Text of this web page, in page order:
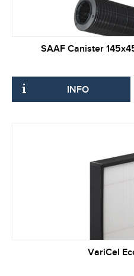
SAAF Canister
INFO
VariCel